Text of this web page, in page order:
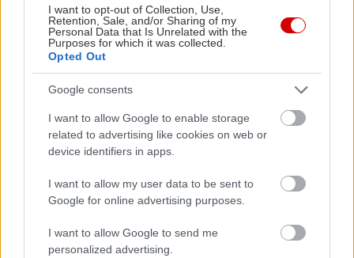
I want to opt-out of Collection, Use,
Retention, Sale, and/or Sharing of my
Personal Data that Is Unrelated with the
Purposes for which it was collected.
Opted Out
Google consents
I want to allow Google to enable storage
related to advertising like cookies on web or
device identifiers in apps.
I want to allow my user data to be sent to
Google for online advertising purposes.
I want to allow Google to send me
personalized advertising.
Σχολικά είδη: Οικονομική επιστροφή στα
Μουσεία